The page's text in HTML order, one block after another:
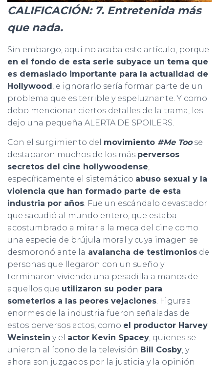
CALIFICACIÓN: 7. Entretenida más
que nada.
Sin embargo, aquí no acaba este artículo, porque
en el fondo de esta serie subyace un tema que
es demasiado importante para la actualidad de
Hollywood , e ignorarlo sería formar parte de un
problema que es terrible y espeluznante. Y como
debo mencionar ciertos detalles de la trama, les
dejo una pequeña ALERTA DE SPOILERS.
Con el surgimiento del movimiento #Me Toose
destaparon muchos de los más perversos
secretos del cine hollywoodense,
específicamente el sistemático abuso sexual y la
violencia que han formado parte de esta
industria por años. Fue un escándalo devastador
que sacudió al mundo entero, que estaba
acostumbrado a mirar a la meca del cine como
una especie de brújula moral y cuya imagen se
desmoronó ante la avalancha de testimonios de
personas que llegaron con un sueño y
terminaron viviendo una pesadilla a manos de
aquellos que utilizaron su poder para
someterlos a las peores vejaciones. Figuras
enormes de la industria fueron señaladas de
estos perversos actos, como el productor Harvey
Weinstein y el actor Kevin Spacey, quienes se
unieron al ícono de la televisión Bill Cosby, y
ahora son juzgados por la justicia y la opinión